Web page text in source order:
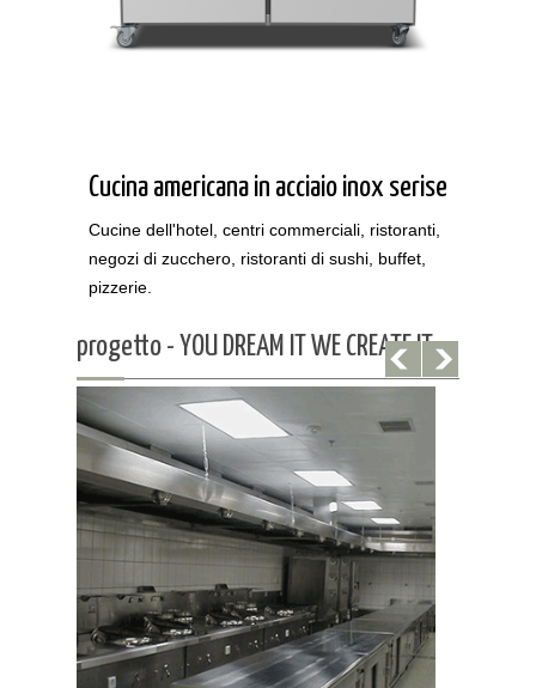
Cucina americana in acciaio inox serise
Cucine dell'hotel, centri commerciali, ristoranti,
negozi di zucchero, ristoranti di sushi, buffet,
pizzerie.
progetto - YOU DREAM IT WE CREATE IT